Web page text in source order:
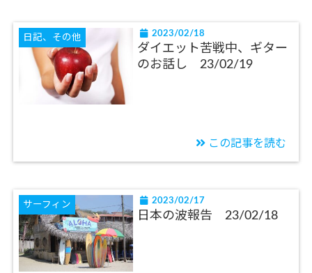
日記、その他 2023/02/18
ダイエット苦戦中、ギター
のお話し 23/02/19
この記事を読む
サーフィン 2023/02/17
日本の波報告 23/02/18